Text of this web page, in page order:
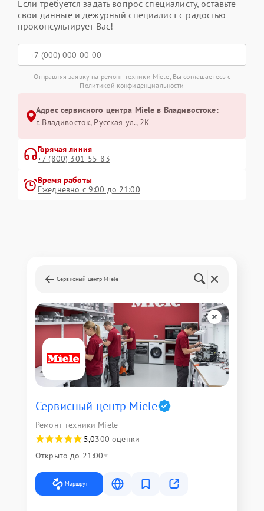
Если требуется задать вопрос специалисту, оставьте
свои данные и дежурный специалист с радостью
проконсультирует Вас!
Отправляя заявку на ремонт техники Miele, Вы соглашаетесь с
Политикой конфиденциальности
Адрес сервисного центра Miele в Владивостоке:
г. Владивосток, Русская ул., 2К
Горячая линия
+7 (800) 301-55-83
Время работы
Ежедневно с 9:00 до 21:00
Сервисный центр Miele
Сервисный центр Miele
Ремонт техники Miele
5,0300 оценки
Открыто до 21:00
Маршрут